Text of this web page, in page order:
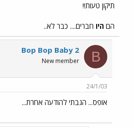
תיקון טעות!!
הם היו חברים.... כבר לא..
B
Bop Bop Baby 2
New member
24/1/03
אופס... הגבתי להודעה אחרת...